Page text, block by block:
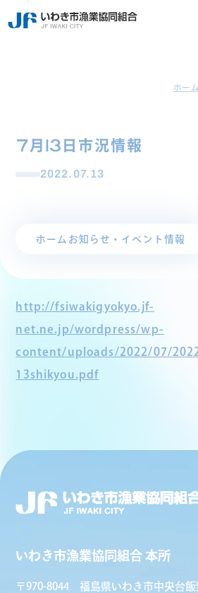
ホーム
7月13日市況情報
2022.07.13
ホーム お知らせ・イベント情報
http://fsiwakigyokyo.jf-
net.ne.jp/wordpress/wp-
content/uploads/2022/07/
13shikyou.pdf
いわき市漁業協同組合 本所
〒970-8044 福島県いわき市中央台飯